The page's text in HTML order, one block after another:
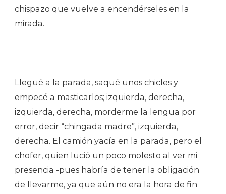
chispazo que vuelve a encendérseles en la
mirada.
Llegué a la parada, saqué unos chicles y
empecé a masticarlos; izquierda, derecha,
izquierda, derecha, morderme la lengua por
error, decir “chingada madre”, izquierda,
derecha. El camión yacía en la parada, pero el
chofer, quien lució un poco molesto al ver mi
presencia -pues habría de tener la obligación
de llevarme, ya que aún no era la hora de fin